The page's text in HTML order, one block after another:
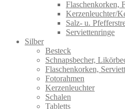
Flaschenkorken,
Kerzenleuchter/
Salz- u.
Serviettenringe
Silber
Besteck
Schnapsbecher,
Flaschenkorken,
Fotorahmen
Kerzenleuchter
Schalen
Tabletts